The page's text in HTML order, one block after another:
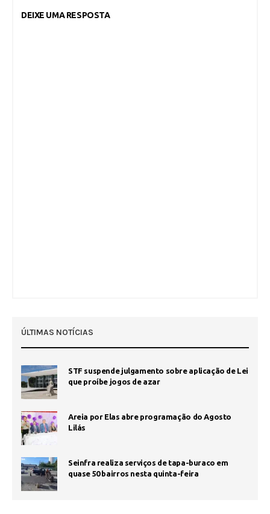
DEIXE UMA RESPOSTA
ÚLTIMAS NOTÍCIAS
STF suspende julgamento sobre aplicação de Lei
que proíbe jogos de azar
Areia por Elas abre programação do Agosto
Lilás
Seinfra realiza serviços de tapa-buraco em
quase 50 bairros nesta quinta-feira